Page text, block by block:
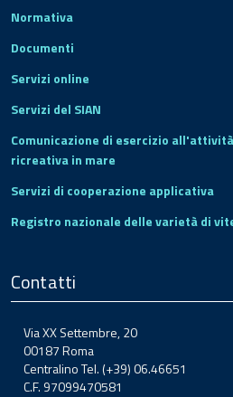
Normativa
Documenti
Servizi online
Servizi del SIAN
Comunicazione di esercizio
ricreativa in mare
Servizi di cooperazione applicativa
Registro nazionale delle varietà di
Contatti
Via XX Settembre, 20
00187 Roma
Centralino Tel. (+39) 06.46651
C.F. 97099470581